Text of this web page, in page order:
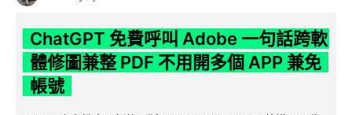
ChatGPT 免費呼叫 Adobe 一句話跨軟
體修圖兼整 PDF 不用開多個 APP 兼免
帳號